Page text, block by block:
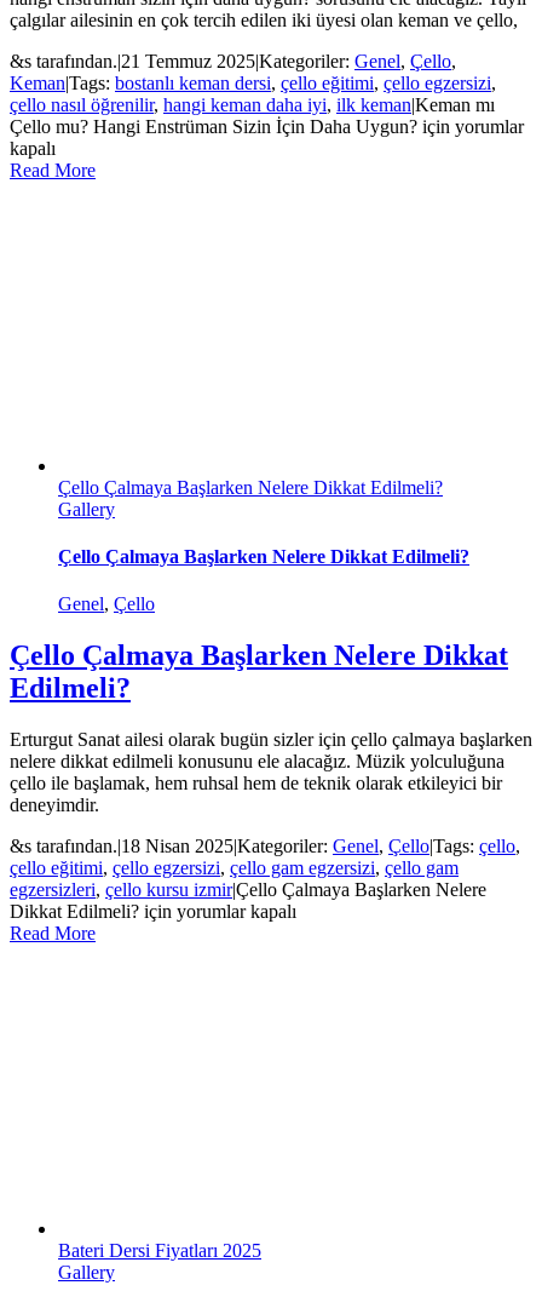
çalgılar ailesinin en çok tercih edilen iki üyesi olan keman ve çello,
&s tarafından.|21 Temmuz 2025|Kategoriler: Genel, Çello,
Keman|Tags: bostanlı keman dersi, çello eğitimi, çello egzersizi,
çello nasıl öğrenilir, hangi keman daha iyi, ilk keman|Keman mı
Çello mu? Hangi Enstrüman Sizin İçin Daha Uygun? için yorumlar
kapalı
Read More
Çello Çalmaya Başlarken Nelere Dikkat Edilmeli?
Gallery
Çello Çalmaya Başlarken Nelere Dikkat Edilmeli?
Genel, Çello
Çello Çalmaya Başlarken Nelere Dikkat
Edilmeli?
Erturgut Sanat ailesi olarak bugün sizler için çello çalmaya başlarken
nelere dikkat edilmeli konusunu ele alacağız. Müzik yolculuğuna
çello ile başlamak, hem ruhsal hem de teknik olarak etkileyici bir
deneyimdir.
&s tarafından.|18 Nisan 2025|Kategoriler: Genel, Çello|Tags: çello,
çello eğitimi, çello egzersizi, çello gam egzersizi, çello gam
egzersizleri, çello kursu izmir|Çello Çalmaya Başlarken Nelere
Dikkat Edilmeli? için yorumlar kapalı
Read More
Bateri Dersi Fiyatları 2025
Gallery